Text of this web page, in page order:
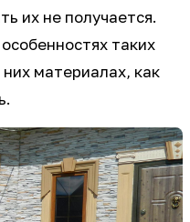
их не получается.
таких
материалах, как